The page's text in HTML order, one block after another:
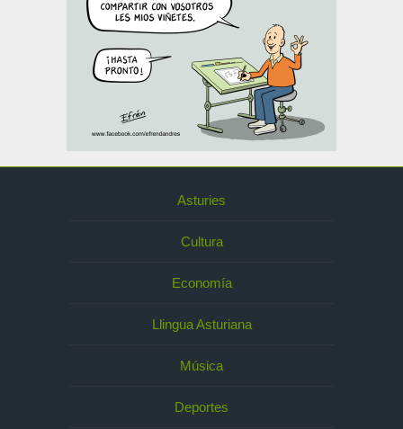
Asturies
Cultura
Economía
Llingua Asturiana
Música
Deportes